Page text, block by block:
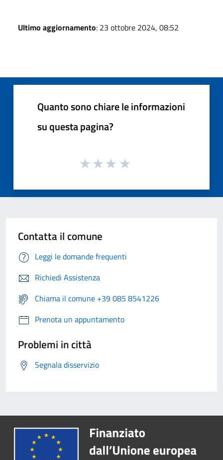
Ultimo aggiornamento: 23 ottobre 2024, 08:52
Quanto sono chiare le informazioni
su questa pagina?
Contatta il comune
Leggi le domande frequenti
Richiedi Assistenza
Chiama il comune +39 085 8541226
Prenota un appuntamento
Problemi in città
Segnala disservizio